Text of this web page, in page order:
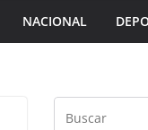
NACIONAL